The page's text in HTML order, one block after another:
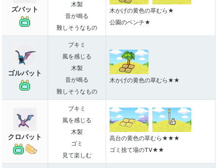
ズバット
木製
音が鳴る
難しそうなもの
木かげの黄色の草むら★
公園のベンチ★
ゴルバット
ブキミ
風を感じる
木製
音が鳴る
難しそうなもの
木かげの黄色の草むら★★
クロバット
ブキミ
風を感じる
木製
ゴミ
見て楽しむ
高台の黄色の草むら★★★
ゴミ捨て場のTV★★